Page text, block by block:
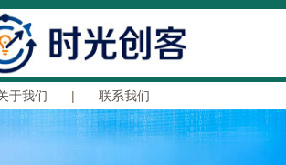
于我们 | 联系我们